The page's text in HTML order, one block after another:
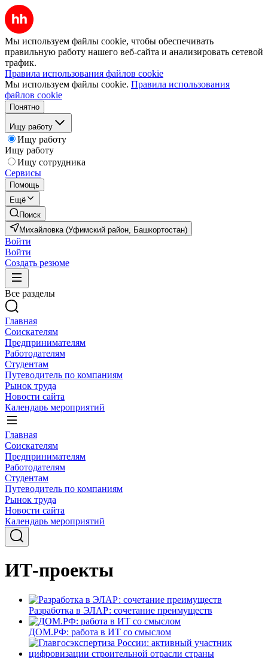
Мы используем файлы cookie, чтобы обеспечивать
правильную работу нашего веб-сайта и анализировать сетевой
трафик.
Правила использования файлов cookie
Мы используем файлы cookie. Правила использования
файлов cookie
Понятно
Ищу работу
Ищу работу
Ищу работу
Ищу сотрудника
Сервисы
Помощь
Ещё
Поиск
Михайловка (Уфимский район, Башкортостан)
Войти
Войти
Создать резюме
Все разделы
Главная
Соискателям
Предпринимателям
Работодателям
Студентам
Путеводитель по компаниям
Рынок труда
Новости сайта
Календарь мероприятий
Главная
Соискателям
Предпринимателям
Работодателям
Студентам
Путеводитель по компаниям
Рынок труда
Новости сайта
Календарь мероприятий
ИТ-проекты
Разработка в ЭЛАР: сочетание преимуществ
ДОМ.РФ: работа в ИТ со смыслом